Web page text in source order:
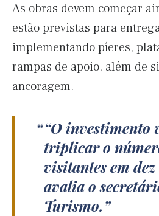
As obras devem começar
estão previstas para
implementando píeres,
rampas de apoio, além de
ancoragem.
“O investimento
triplicar o
visitantes em dez
avalia o
Turismo.